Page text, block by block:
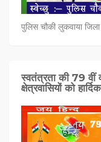
पुलिस चौकी लुकवाया
स्वतंत्रता की 79 वीं
क्षेत्रवासियों को